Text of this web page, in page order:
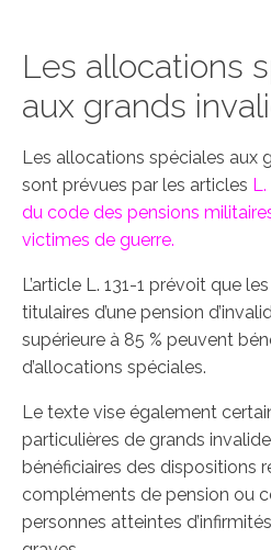
Les allocations
aux grands
Les allocations spéciales aux
sont prévues par les articles
du code des pensions
victimes de guerre.
L’article L. 131-1 prévoit que
titulaires d’une pension
supérieure à 85 % peuvent
d’allocations spéciales.
Le texte vise également
particulières de grands
bénéficiaires des dispositions
compléments de pension ou
personnes atteintes